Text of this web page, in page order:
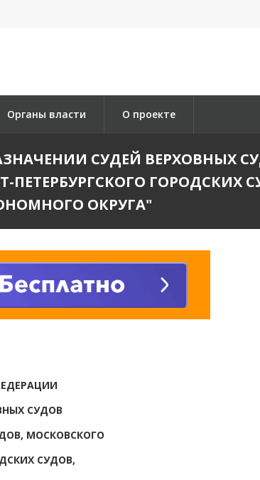
Органы власти О проекте
СУДЕЙ ВЕРХОВНЫХ
ГОРОДСКИХ
ОКРУГА"
СУДОВ
МОСКОВСКОГО
СУДОВ,